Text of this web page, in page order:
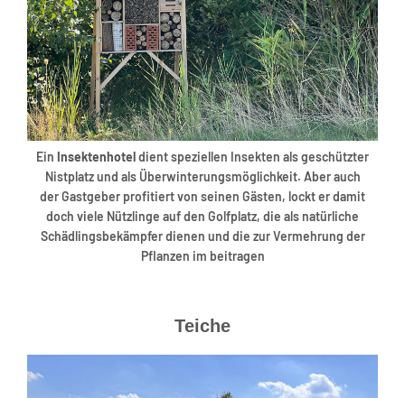
Ein Insektenhoteldient speziellen Insekten als geschützter
Nistplatz und als Überwinterungsmöglichkeit. Aber auch
der Gastgeber profitiert von seinen Gästen, lockt er damit
doch viele Nützlinge auf den Golfplatz, die als natürliche
Schädlingsbekämpfer dienen und die zur Vermehrung der
Pflanzen im beitragen
Teiche